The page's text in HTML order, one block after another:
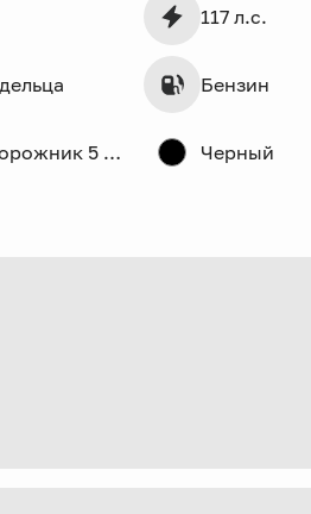
117 л.с.
Бензин
Внедорожник 5 дв. Черный